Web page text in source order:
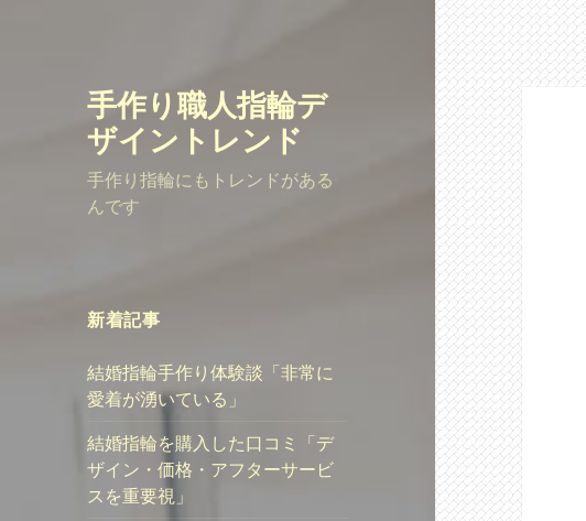
手作り職人指輪デ
ザイントレンド
手作り指輪にもトレンドがある
んです
新着記事
結婚指輪手作り体験談「非常に
愛着が湧いている」
結婚指輪を購入した口コミ「デ
ザイン・価格・アフターサービ
スを重要視」